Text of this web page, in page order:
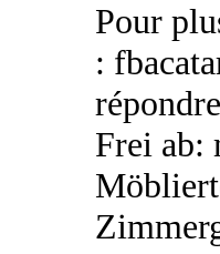
Pour
:
Frei ab: